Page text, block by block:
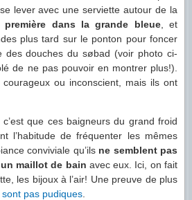
lever avec une serviette autour de la
dans la grande bleue, et
plus tard sur le ponton pour foncer
des douches du søbad (voir photo ci-
de ne pas pouvoir en montrer plus!).
ou inconscient, mais ils ont
c’est que ces baigneurs du grand froid
l’habitude de fréquenter les mêmes
conviviale qu’ils ne semblent pas
maillot de bain avec eux. Ici, on fait
les bijoux à l’air! Une preuve de plus
pas pudiques